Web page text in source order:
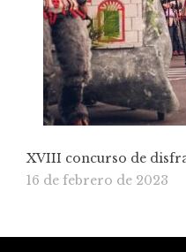
XVIII concurso de
16 de febrero de 2023